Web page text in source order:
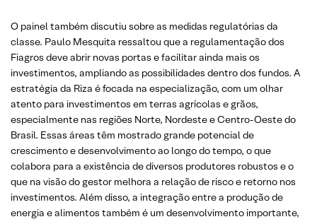
O painel também discutiu sobre as medidas regulatórias da
classe. Paulo Mesquita ressaltou que a regulamentação dos
Fiagros deve abrir novas portas e facilitar ainda mais os
investimentos, ampliando as possibilidades dentro dos fundos. A
estratégia da Riza é focada na especialização, com um olhar
atento para investimentos em terras agrícolas e grãos,
especialmente nas regiões Norte, Nordeste e Centro-Oeste do
Brasil. Essas áreas têm mostrado grande potencial de
crescimento e desenvolvimento ao longo do tempo, o que
colabora para a existência de diversos produtores robustos e o
que na visão do gestor melhora a relação de risco e retorno nos
investimentos. Além disso, a integração entre a produção de
energia e alimentos também é um desenvolvimento importante,